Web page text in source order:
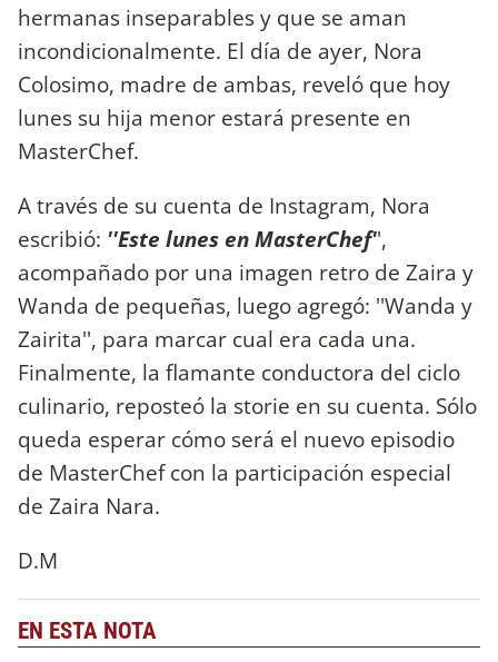
hermanas inseparables y que se aman
incondicionalmente. El día de ayer, Nora
Colosimo, madre de ambas, reveló que hoy
lunes su hija menor estará presente en
MasterChef.
A través de su cuenta de Instagram, Nora
escribió: ''Este lunes en MasterChef'',
acompañado por una imagen retro de Zaira y
Wanda de pequeñas, luego agregó: ''Wanda y
Zairita'', para marcar cual era cada una.
Finalmente, la flamante conductora del ciclo
culinario, reposteó la storie en su cuenta. Sólo
queda esperar cómo será el nuevo episodio
de MasterChef con la participación especial
de Zaira Nara.
D.M
EN ESTA NOTA